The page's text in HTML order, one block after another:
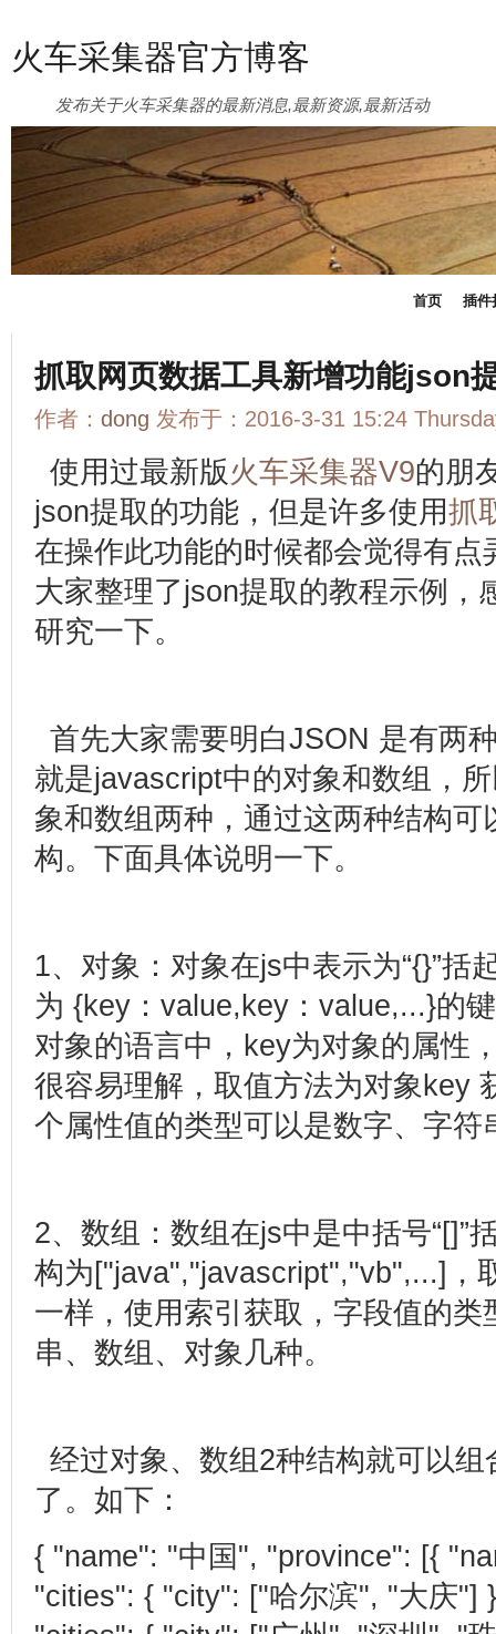
火车采集器官方博客
发布关于火车采集器的最新消息,最新资源,最新活动
首页 插件
抓取网页数据工具新增功能json
作者： dong 发布于：2016-3-31 15:24
使用过最新版火车采集器V9的朋
json提取的功能，但是许多使用抓
在操作此功能的时候都会觉得有点
大家整理了json提取的教程示例，
研究一下。
首先大家需要明白JSON 是有两
就是javascript中的对象和数组，
象和数组两种，通过这两种结构可
构。下面具体说明一下。
1、对象：对象在js中表示为“{}”括
为 {key ： value,key ： value,...}的
对象的语言中， key为对象的属性
很容易理解，取值方法为对象 key
个属性值的类型可以是数字、字符
2、数组：数组在js中是中括号“[]”
构为 ["java","javascript","vb",...] ，
一样，使用索引获取，字段值的类
串、数组、对象几种。
经过对象、数组 2种结构就可以组
了。如下：
{ "name": "中国", "province": [{
"cities": { "city": ["哈尔滨", "大庆"]